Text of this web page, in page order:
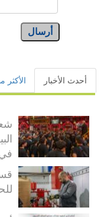
أرسال
أحدث الأخبار الأكثر